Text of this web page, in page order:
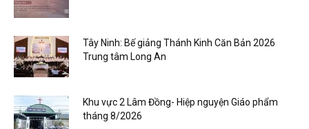
Tây Ninh: Bế giảng Thánh Kinh Căn Bản 2026
Trung tâm Long An
Khu vực 2 Lâm Đồng- Hiệp nguyện Giáo phẩm
tháng 8/2026